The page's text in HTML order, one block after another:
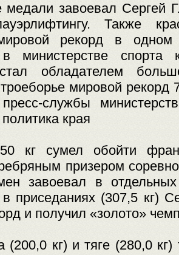
завоевал Сергей
Также
рекорд в
в министерстве спорта
обладателем
мировой рекорд
службы
края
кг сумел обойти
призером
завоевал в
в приседаниях (307,5 кг)
и получил «золото»
кг) и тяге (280,0 кг)